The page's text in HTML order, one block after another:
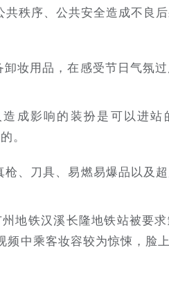
秩序、公共安全造成不良
妆用品，在感受节日气氛
成影响的装扮是可以进站
。
、刀具、易燃易爆品以及
地铁汉溪长隆地铁站被要
中乘客妆容较为惊悚，脸上